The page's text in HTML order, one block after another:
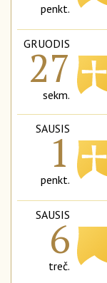
penkt.
GRUODIS
27
sekm.
SAUSIS
1
penkt.
SAUSIS
6
treč.